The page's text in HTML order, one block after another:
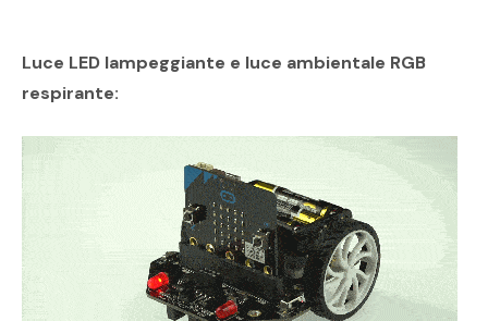
Luce LED lampeggiante e luce ambientale RGB
respirante: